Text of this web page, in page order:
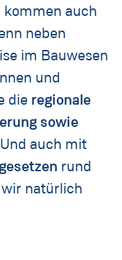
kommen auch
neben
im Bauwesen
und
die regionale
sowie
auch mit
rund
natürlich